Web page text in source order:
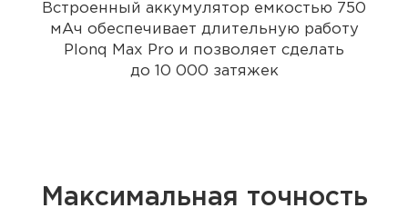
Встроенный аккумулятор емкостью 750
мАч обеспечивает длительную работу
Plonq Max Pro и позволяет сделать
до 10 000 затяжек
Максимальная точность